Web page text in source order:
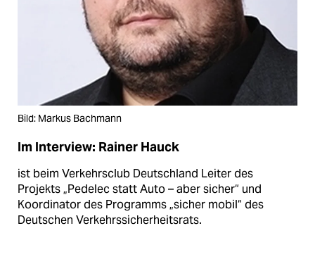
Bild: Markus Bachmann
Im Interview: Rainer Hauck
ist beim Verkehrsclub Deutschland Leiter des
Projekts „Pedelec statt Auto – aber sicher“ und
Koordinator des Programms „sicher mobil“ des
Deutschen Verkehrs­sicherheitsrats.